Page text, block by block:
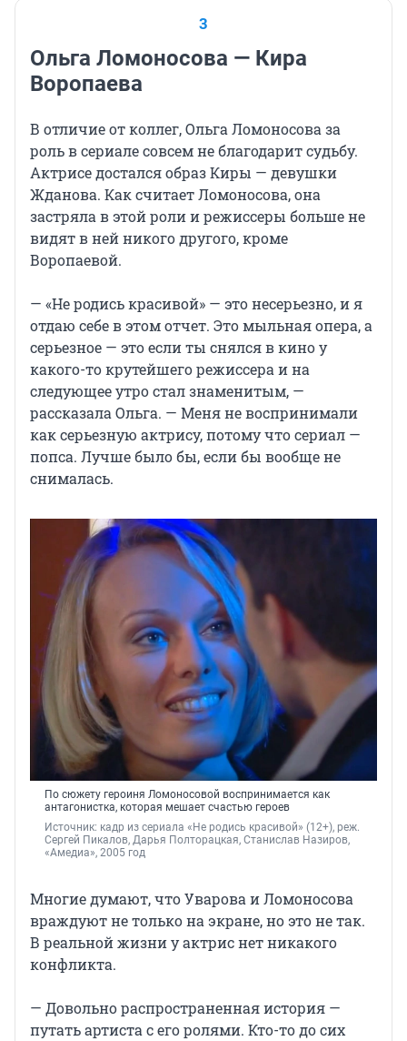
3
Ольга Ломоносова — Кира
Воропаева
В отличие от коллег, Ольга Ломоносова за
роль в сериале совсем не благодарит судьбу.
Актрисе достался образ Киры — девушки
Жданова. Как считает Ломоносова, она
застряла в этой роли и режиссеры больше не
видят в ней никого другого, кроме
Воропаевой.
— «Не родись красивой» — это несерьезно, и я
отдаю себе в этом отчет. Это мыльная опера, а
серьезное — это если ты снялся в кино у
какого-то крутейшего режиссера и на
следующее утро стал знаменитым, —
рассказала Ольга. — Меня не воспринимали
как серьезную актрису, потому что сериал —
попса. Лучше было бы, если бы вообще не
снималась.
По сюжету героиня Ломоносовой воспринимается как
антагонистка, которая мешает счастью героев
Источник: кадр из сериала «Не родись красивой» (12+), реж.
Сергей Пикалов, Дарья Полторацкая, Станислав Назиров,
«Амедиа», 2005 год
Многие думают, что Уварова и Ломоносова
враждуют не только на экране, но это не так.
В реальной жизни у актрис нет никакого
конфликта.
— Довольно распространенная история —
путать артиста с его ролями. Кто-то до сих